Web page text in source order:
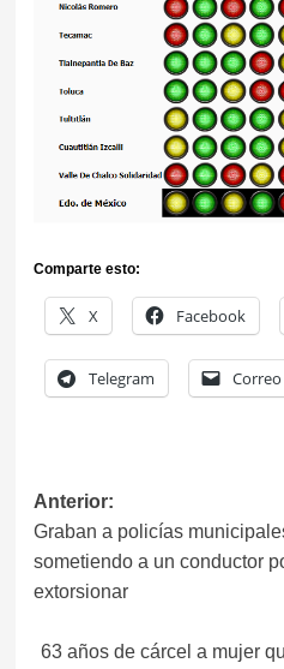
Comparte esto:
X Facebook
Telegram
Navegación
de
entradas
Anterior:
Graban a policías
sometiendo a un conductor
extorsionar
63 años de cárcel a mujer